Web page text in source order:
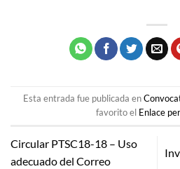
Esta entrada fue publicada en
favorito el Enlace
Circular PTSC18-18 – Uso
adecuado del Correo